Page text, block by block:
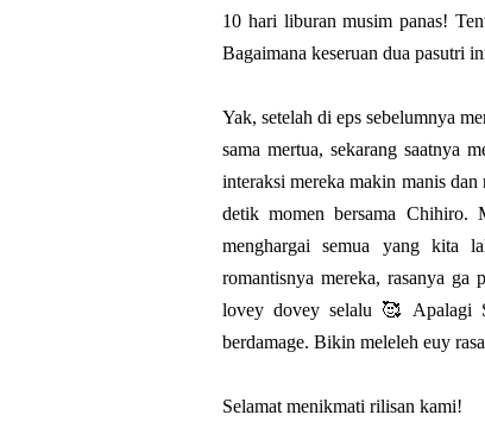
10 hari liburan musim panas!
Bagaimana keseruan dua pasutri
Yak, setelah di eps sebelumnya
sama mertua, sekarang saatnya
interaksi mereka makin manis
detik momen bersama Chihiro.
menghargai semua yang kita
romantisnya mereka, rasanya ga
lovey dovey selalu 🥰 Apalagi
berdamage. Bikin meleleh euy
Selamat menikmati rilisan kami!